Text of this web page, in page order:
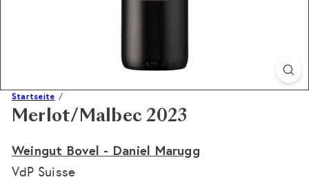
Startseite
Merlot/Malbec 2023
Weingut Bovel - Daniel Marugg
VdP Suisse